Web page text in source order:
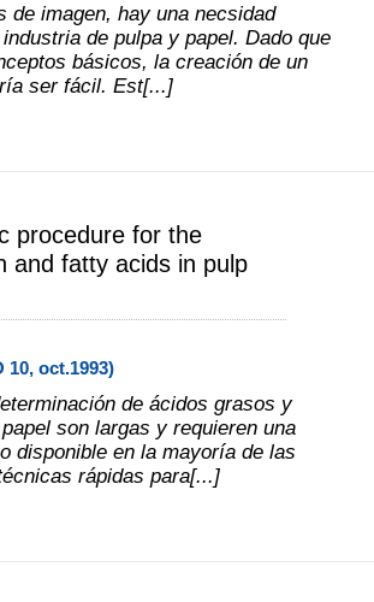
de imagen, hay una necsidad
de pulpa y papel. Dado que
básicos, la creación de un
ser fácil. Est[...]
procedure for the
and fatty acids in pulp
10, oct.1993)
de ácidos grasos y
son largas y requieren una
disponible en la mayoría de las
rápidas para[...]